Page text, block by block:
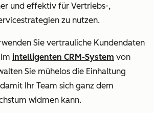
und effektiv für Vertriebs-,
zu nutzen.
Sie vertrauliche Kundendaten
intelligenten CRM-System von
Sie mühelos die Einhaltung
Ihr Team sich ganz dem
widmen kann.